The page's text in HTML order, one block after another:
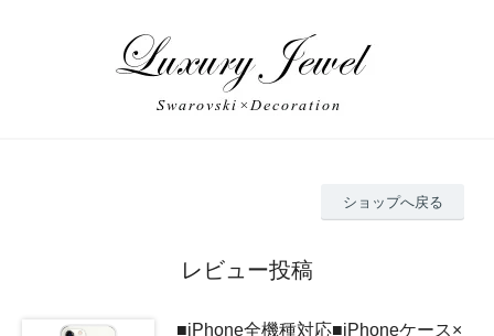
ショップへ戻る
レビュー投稿
■iPhone全機種対応■iPhoneケース×